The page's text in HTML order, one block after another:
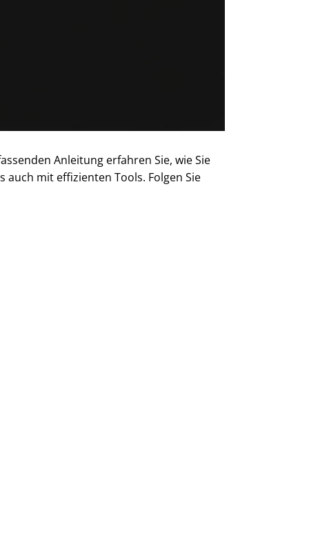
Anleitung erfahren Sie, wie Sie
mit effizienten Tools. Folgen Sie